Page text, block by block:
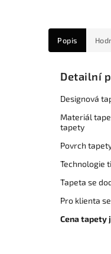
Popis
Detailní
Designová
Materiál
tapety
Povrch
Technologie
Tapeta se
Pro klienta
Cena tapety